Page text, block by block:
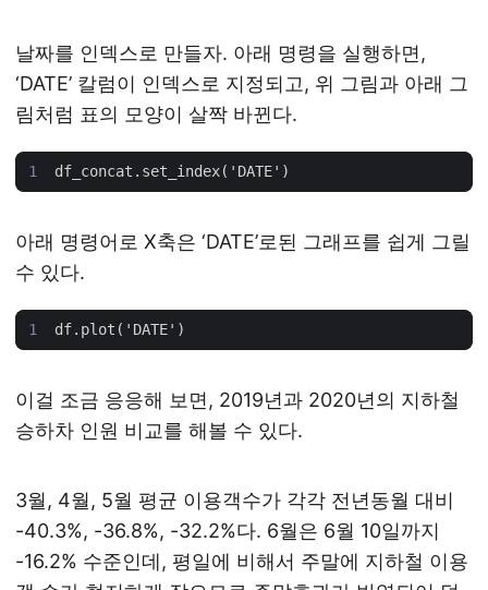
날짜를 인덱스로 만들자. 아래 명령을 실행하면,
‘DATE’ 칼럼이 인덱스로 지정되고, 위 그림과 아래 그
림처럼 표의 모양이 살짝 바뀐다.
아래 명령어로 X축은 ‘DATE’로된 그래프를 쉽게 그릴
수 있다.
이걸 조금 응응해 보면, 2019년과 2020년의 지하철
승하차 인원 비교를 해볼 수 있다.
3월, 4월, 5월 평균 이용객수가 각각 전년동월 대비
-40.3%, -36.8%, -32.2%다. 6월은 6월 10일까지
-16.2% 수준인데, 평일에 비해서 주말에 지하철 이용